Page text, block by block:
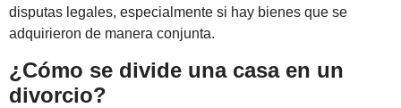
disputas legales, especialmente si hay bienes que se
adquirieron de manera conjunta.
¿Cómo se divide una casa en un
divorcio?